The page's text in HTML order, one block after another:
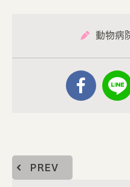
動物病
PREV